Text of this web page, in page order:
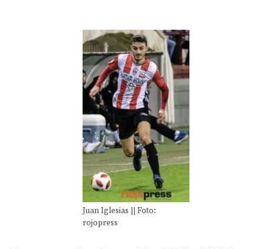
Juan Iglesias || Foto:
rojopress